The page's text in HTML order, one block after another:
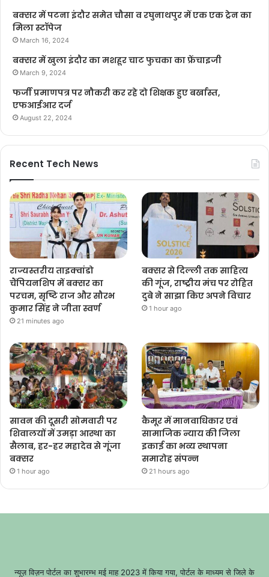
बक्सर में पटना इंदौर समेत चौसा व रघुनाथपुर में एक एक ट्रेन का
मिला स्टॉपेज
March 16, 2024
बक्सर में खुला इंदौर का मशहूर चाट फुचका का फ्रेंचाइजी
March 9, 2024
फर्जी प्रमाणपत्र पर नौकरी कर रहे दो शिक्षक हुए बर्खास्त,
एफआईआर दर्ज
August 22, 2024
Recent Tech News
राज्यस्तरीय ताइक्वांडो
चैंपियनशिप में बक्सर का
परचम, सृष्टि राज और सौरभ
कुमार सिंह ने जीता स्वर्ण
21 minutes ago
बक्सर से दिल्ली तक साहित्य
की गूंज, राष्ट्रीय मंच पर रोहित
दुबे ने साझा किए अपने विचार
1 hour ago
सावन की दूसरी सोमवारी पर
शिवालयों में उमड़ा आस्था का
सैलाब, हर-हर महादेव से गूंजा
बक्सर
1 hour ago
कैमूर में मानवाधिकार एवं
सामाजिक न्याय की जिला
इकाई का भव्य स्थापना
समारोह संपन्न
21 hours ago
न्यूज़ विज़न पोर्टल का शुभारम्भ मई माह 2023 में किया गया, पोर्टल के माध्यम से जिले के